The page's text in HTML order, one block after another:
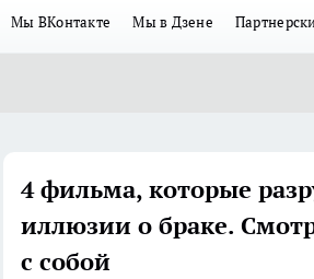
Мы ВКонтакте Мы в Дзене
4 фильма, которые
иллюзии о браке.
с собой